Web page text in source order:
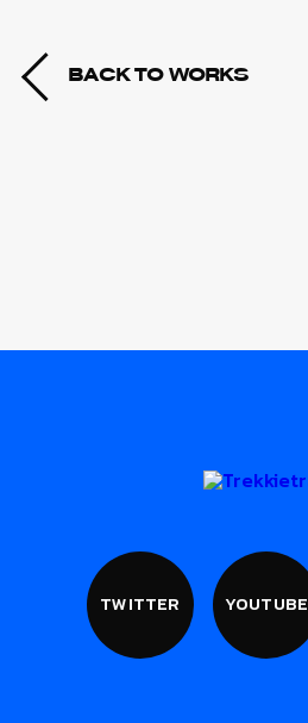
BACK TO WORKS
TWITTER YOUTUBE